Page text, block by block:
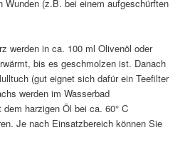
Wunden (z.B. bei einem aufgeschürften
werden in ca. 100 ml Olivenöl oder
bis es geschmolzen ist. Danach
(gut eignet sich dafür ein Teefilter
werden im Wasserbad
harzigen Öl bei ca. 60° C
Je nach Einsatzbereich können Sie